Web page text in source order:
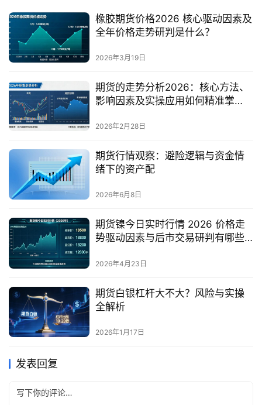
橡胶期货价格2026 核心驱动因素及
全年价格走势研判是什么？
2026年3月19日
期货的走势分析2026：核心方法、
影响因素及实操应用如何精准掌
2026年2月28日
期货行情观察：避险逻辑与资金情
绪下的资产配
2026年6月8日
期货镍今日实时行情 2026 价格走
势驱动因素与后市交易研判有哪些
2026年4月23日
期货白银杠杆大不大？风险与实操
全解析
2026年1月17日
发表回复